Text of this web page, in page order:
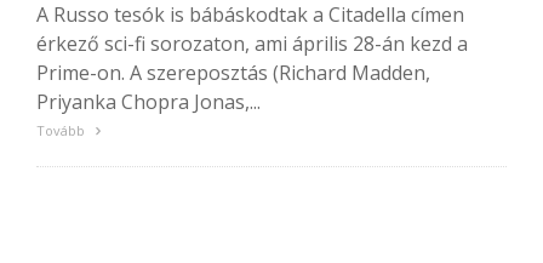
A Russo tesók is bábáskodtak a Citadella címen
érkező sci-fi sorozaton, ami április 28-án kezd a
Prime-on. A szereposztás (Richard Madden,
Priyanka Chopra Jonas,...
Tovább